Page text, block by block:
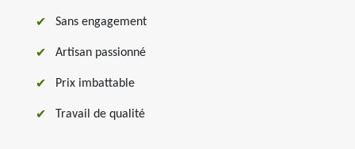
Sans engagement
Artisan passionné
Prix imbattable
Travail de qualité